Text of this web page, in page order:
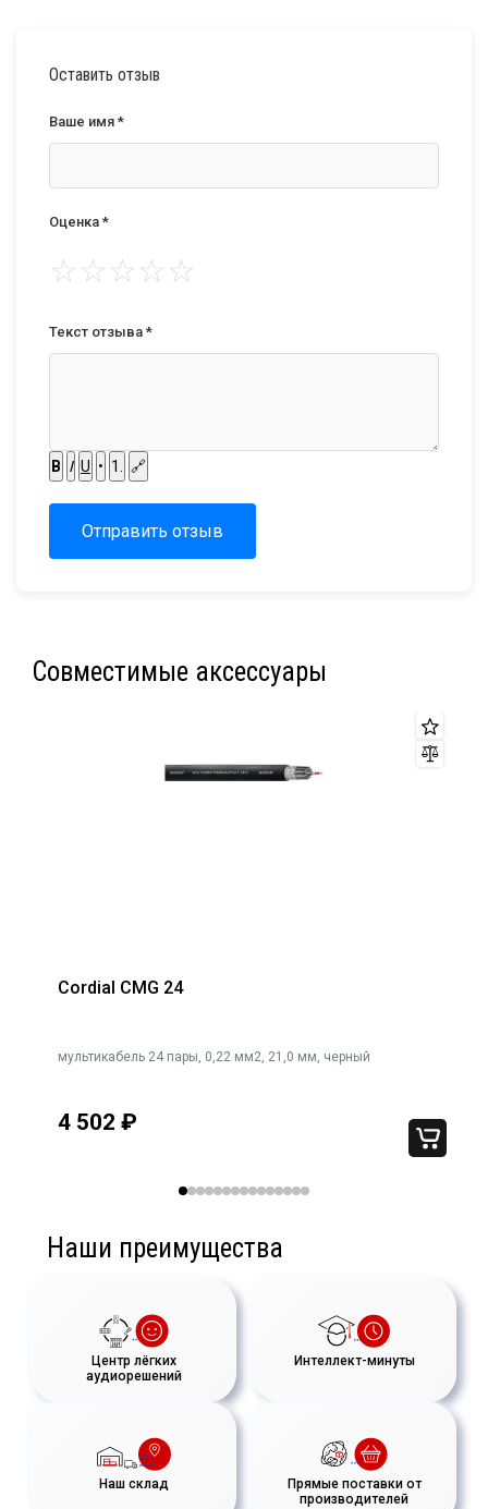
Оставить отзыв
Ваше имя *
Оценка *
☆☆☆☆☆
Текст отзыва *
B I U • 1. 🔗
Отправить отзыв
Совместимые аксессуары
Cordial CMG 24
мультикабель 24 пары, 0,22 мм2, 21,0 мм, черный
4 502 ₽
Наши преимущества
Центр лёгких
аудиорешений
Интеллект-минуты
Наш склад
Прямые поставки от
производителей